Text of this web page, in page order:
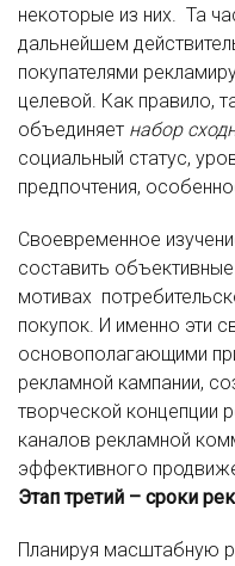
некоторые из них. Та
дальнейшем
покупателями
целевой. Как правило,
объединяет набор
социальный статус,
предпочтения,
Своевременное
составить
мотивах
покупок. И именно эти
основополагающими
рекламной кампании,
творческой концепции
каналов рекламной
эффективного
Этап третий – сроки
Планируя масштабную